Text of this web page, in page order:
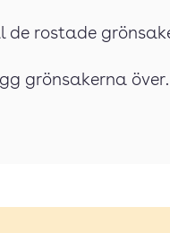
rostade
grönsakerna